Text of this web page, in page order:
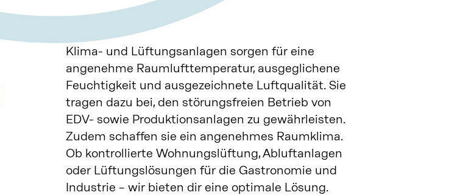
Klima- und Lüftungsanlagen sorgen für eine
angenehme Raumlufttemperatur, ausgeglichene
Feuchtigkeit und ausgezeichnete Luftqualität. Sie
tragen dazu bei, den störungsfreien Betrieb von
EDV- sowie Produktionsanlagen zu gewährleisten.
Zudem schaffen sie ein angenehmes Raumklima.
Ob kontrollierte Wohnungslüftung, Abluftanlagen
oder Lüftungslösungen für die Gastronomie und
Industrie – wir bieten dir eine optimale Lösung.